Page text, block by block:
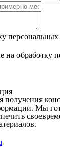
на обработку
Мы